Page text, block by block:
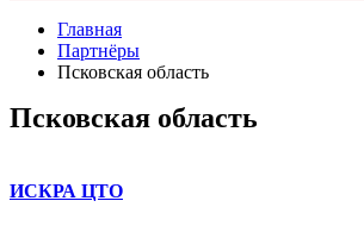
Главная
Партнёры
Псковская область
Псковская область
ИСКРА ЦТО